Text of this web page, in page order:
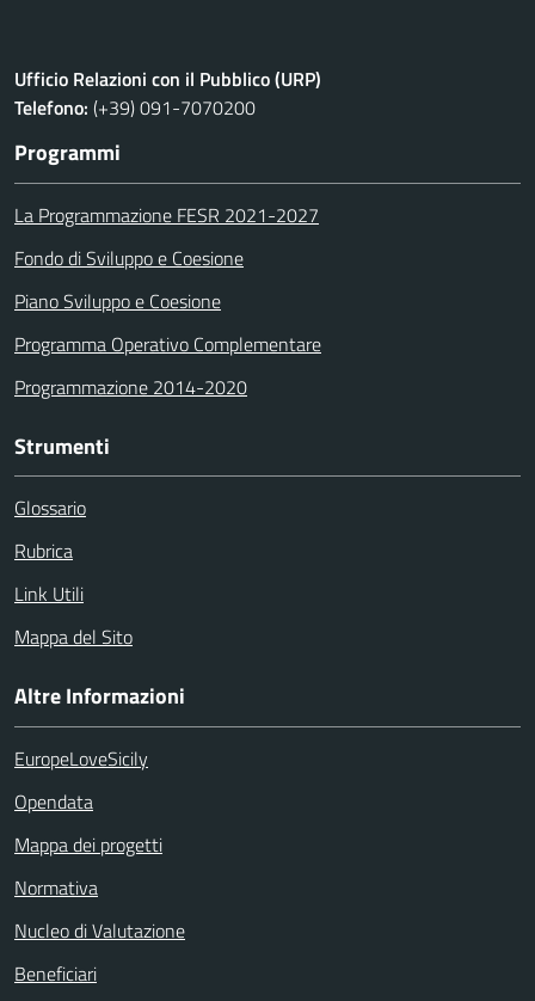
Ufficio Relazioni con il Pubblico (URP)
Telefono: (+39) 091-7070200
Programmi
La Programmazione FESR 2021-2027
Fondo di Sviluppo e Coesione
Piano Sviluppo e Coesione
Programma Operativo Complementare
Programmazione 2014-2020
Strumenti
Glossario
Rubrica
Link Utili
Mappa del Sito
Altre Informazioni
EuropeLoveSicily
Opendata
Mappa dei progetti
Normativa
Nucleo di Valutazione
Beneficiari